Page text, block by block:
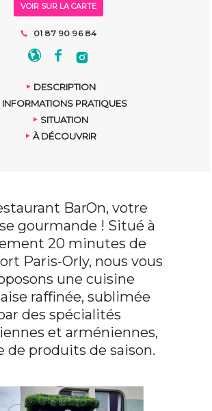
VOIR SUR LA CARTE
01 87 90 96 84
DESCRIPTION
INFORMATIONS PRATIQUES
SITUATION
À DÉCOUVRIR
BarOn, votre
gourmande ! Situé à
20 minutes de
Paris-Orly, nous vous
une cuisine
raffinée, sublimée
des spécialités
et arméniennes,
de produits de saison.